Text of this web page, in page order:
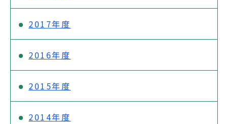
2017年度
2016年度
2015年度
2014年度